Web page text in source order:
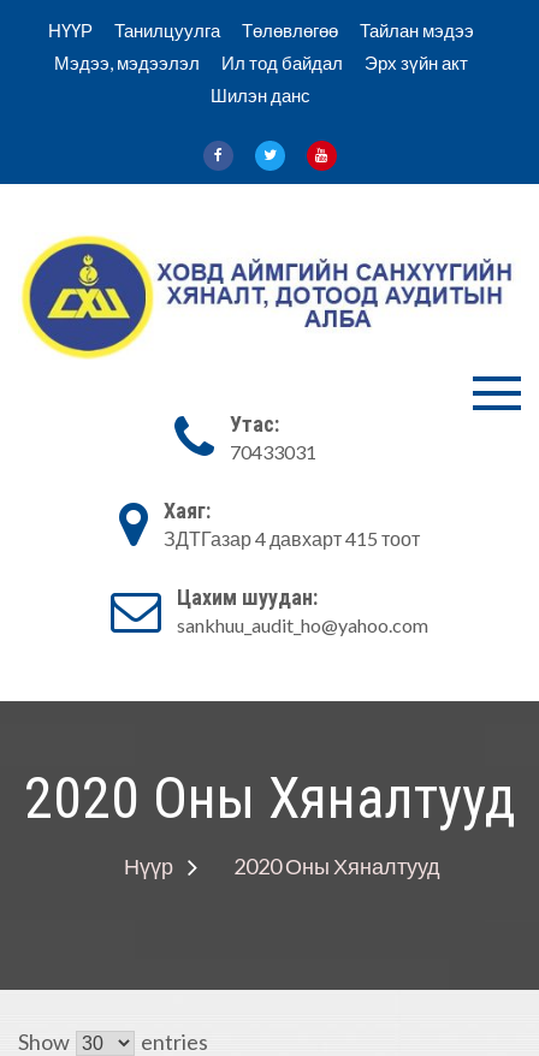
НҮҮР Танилцуулга Төлөвлөгөө
Тайлан мэдээ
Мэдээ, мэдээлэл
Ил тод байдал
Эрх зүйн акт
Шилэн данс
Ховд аймгийн
Санхүүгийн
хяналт,
Ховд Санхүү хяналт аудитын
алба
Утас:
70433031
Хаяг:
ЗДТГазар 4 давхарт 415 тоот
Цахим шуудан:
sankhuu_audit_ho@yahoo.com
2020 Оны Хяналтууд
Нүүр 2020 Оны Хяналтууд
Show
entries